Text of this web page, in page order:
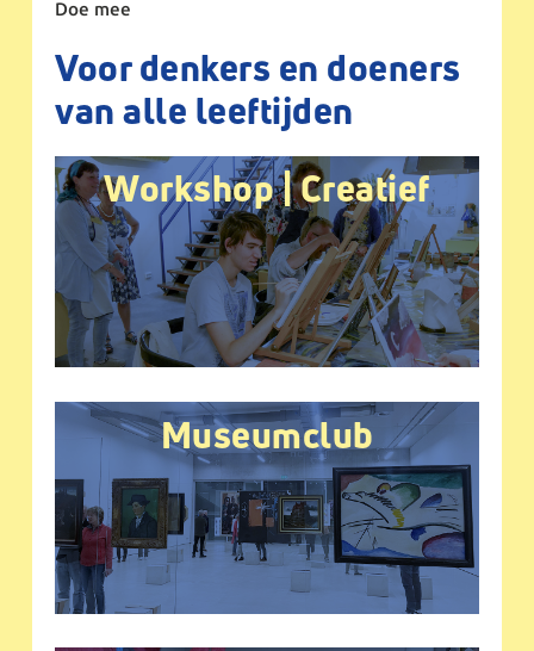
Doe mee
Voor denkers en doeners
van alle leeftijden
Workshop | Creatief
Museumclub